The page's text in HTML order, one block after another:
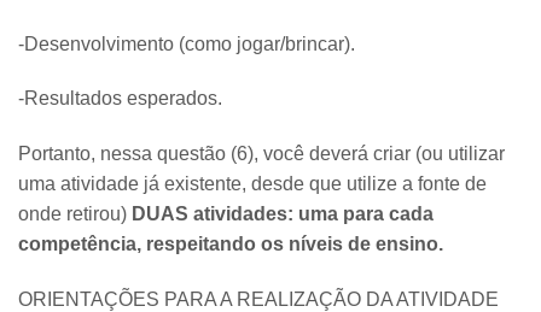
-Desenvolvimento (como jogar/brincar).
-Resultados esperados.
Portanto, nessa questão (6), você deverá criar (ou utilizar
uma atividade já existente, desde que utilize a fonte de
onde retirou) DUAS atividades: uma para cada
competência, respeitando os níveis de ensino.
ORIENTAÇÕES PARA A REALIZAÇÃO DA ATIVIDADE